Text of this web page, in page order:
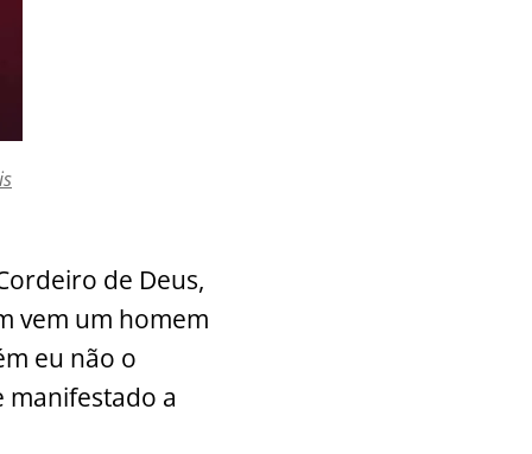
de Deus,
vem um homem
eu não o
manifestado a